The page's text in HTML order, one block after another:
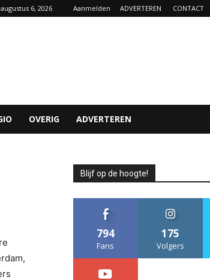
6, 2026 Aanmelden ADVERTEREN CONTACT
OVERIG ADVERTEREN
Blijf op de hoogte!
794
Fans
175
Volgers